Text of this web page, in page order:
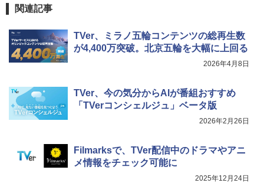
関連記事
TVer、ミラノ五輪コンテンツの総再生数
が4,400万突破。北京五輪を大幅に上回る
2026年4月8日
TVer、今の気分からAIが番組おすすめ
「TVerコンシェルジュ」ベータ版
2026年2月26日
Filmarksで、TVer配信中のドラマやアニ
メ情報をチェック可能に
2025年12月24日